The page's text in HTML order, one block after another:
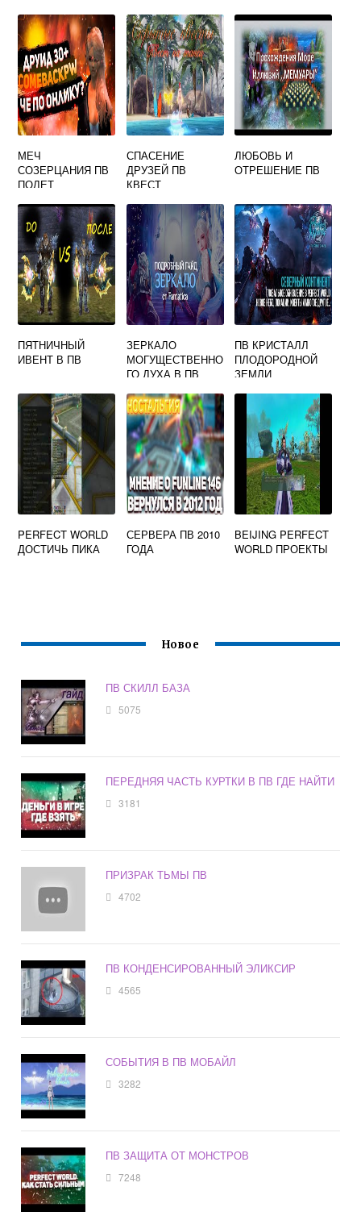
МЕЧ
СОЗЕРЦАНИЯ ПВ
ПОЛЕТ
СПАСЕНИЕ
ДРУЗЕЙ ПВ
КВЕСТ
ЛЮБОВЬ И
ОТРЕШЕНИЕ ПВ
ПЯТНИЧНЫЙ
ИВЕНТ В ПВ
ЗЕРКАЛО
МОГУЩЕСТВЕННО
ГО ДУХА В ПВ
ПВ КРИСТАЛЛ
ПЛОДОРОДНОЙ
ЗЕМЛИ
PERFECT WORLD
ДОСТИЧЬ ПИКА
СЕРВЕРА ПВ 2010
ГОДА
BEIJING PERFECT
WORLD ПРОЕКТЫ
Новое
ПВ СКИЛЛ БАЗА
5075
ПЕРЕДНЯЯ ЧАСТЬ КУРТКИ В ПВ ГДЕ НАЙТИ
3181
ПРИЗРАК ТЬМЫ ПВ
4702
ПВ КОНДЕНСИРОВАННЫЙ ЭЛИКСИР
4565
СОБЫТИЯ В ПВ МОБАЙЛ
3282
ПВ ЗАЩИТА ОТ МОНСТРОВ
7248